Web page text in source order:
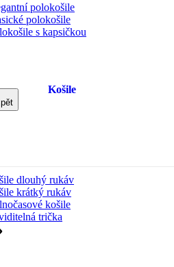
polokošile
polokošile
s kapsičkou
Košile
dlouhý rukáv
krátký rukáv
košile
trička